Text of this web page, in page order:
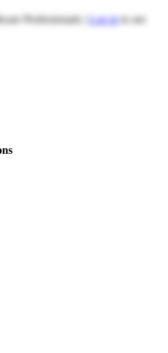
Professionals | Log into see